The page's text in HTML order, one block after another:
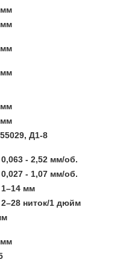
мм
Д1-8
- 2,52 мм/об.
- 1,07 мм/об.
1–14 мм
2–28 ниток/1 дюйм
мм